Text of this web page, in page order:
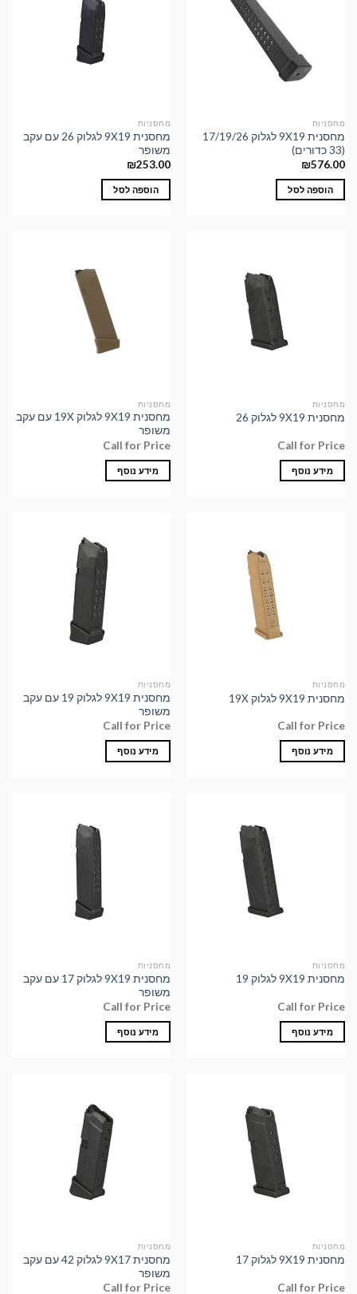
מחסניות
מחסנית 9X19 לגלוק 17/19/26
(33 כדורים)
₪576.00
הוספה לסל
מחסניות
מחסנית 9X19 לגלוק 26 עם עקב
משופר
₪253.00
הוספה לסל
מחסניות
מחסנית 9X19 לגלוק 26
Call for Price
מידע נוסף
מחסניות
מחסנית 9X19 לגלוק 19X עם עקב
משופר
Call for Price
מידע נוסף
מחסניות
מחסנית 9X19 לגלוק 19X
Call for Price
מידע נוסף
מחסניות
מחסנית 9X19 לגלוק 19 עם עקב
משופר
Call for Price
מידע נוסף
מחסניות
מחסנית 9X19 לגלוק 19
Call for Price
מידע נוסף
מחסניות
מחסנית 9X19 לגלוק 17 עם עקב
משופר
Call for Price
מידע נוסף
מחסניות
מחסנית 9X19 לגלוק 17
Call for Price
מחסניות
מחסנית 9X17 לגלוק 42 עם עקב
משופר
Call for Price